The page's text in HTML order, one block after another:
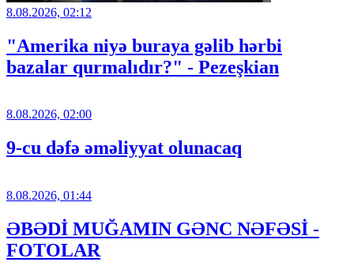
8.08.2026, 02:12
"Amerika niyə buraya gəlib hərbi
bazalar qurmalıdır?" - Pezeşkian
8.08.2026, 02:00
9-cu dəfə əməliyyat olunacaq
8.08.2026, 01:44
ƏBƏDİ MUĞAMIN GƏNC NƏFƏSİ -
FOTOLAR